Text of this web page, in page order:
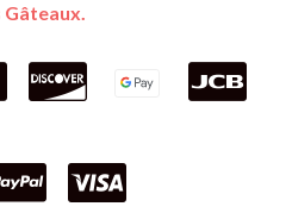
Gâteaux.